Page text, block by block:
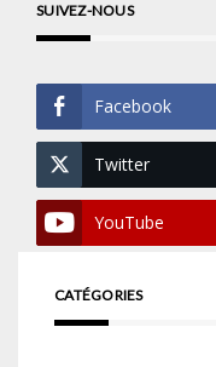
SUIVEZ-NOUS
Facebook
Twitter
YouTube
CATÉGORIES